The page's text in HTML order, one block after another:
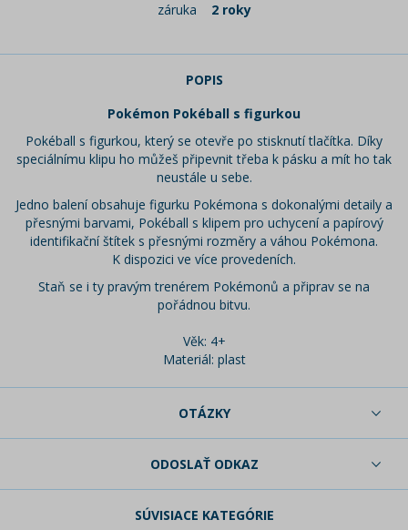
záruka
2 roky
POPIS
Pokémon Pokéball s figurkou
Pokéball s figurkou, který se otevře po stisknutí tlačítka. Díky
speciálnímu klipu ho můžeš připevnit třeba k pásku a mít ho tak
neustále u sebe.
Jedno balení obsahuje figurku Pokémona s dokonalými detaily a
přesnými barvami, Pokéball s klipem pro uchycení a papírový
identifikační štítek s přesnými rozměry a váhou Pokémona.
K dispozici ve více provedeních.
Staň se i ty pravým trenérem Pokémonů a připrav se na
pořádnou bitvu.
Věk: 4+
Materiál: plast
OTÁZKY
ODOSLAŤ ODKAZ
SÚVISIACE KATEGÓRIE